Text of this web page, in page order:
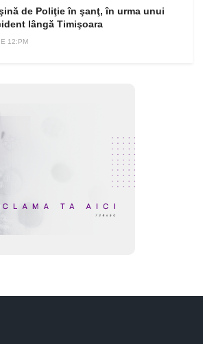
de Poliţie în şanţ, în urma unui
lângă Timişoara
12:PM